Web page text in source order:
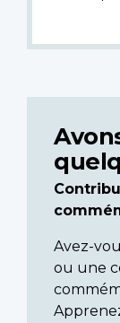
Avez-
ou une